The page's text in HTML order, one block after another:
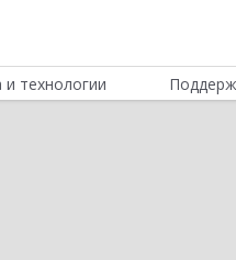
технологии